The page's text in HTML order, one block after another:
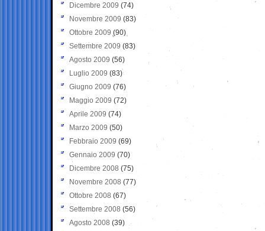
Dicembre 2009 (74)
Novembre 2009 (83)
Ottobre 2009 (90)
Settembre 2009 (83)
Agosto 2009 (56)
Luglio 2009 (83)
Giugno 2009 (76)
Maggio 2009 (72)
Aprile 2009 (74)
Marzo 2009 (50)
Febbraio 2009 (69)
Gennaio 2009 (70)
Dicembre 2008 (75)
Novembre 2008 (77)
Ottobre 2008 (67)
Settembre 2008 (56)
Agosto 2008 (39)